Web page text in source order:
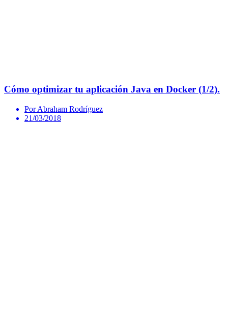
Cómo optimizar tu aplicación Java en Docker (1/2).
Por Abraham Rodríguez
21/03/2018